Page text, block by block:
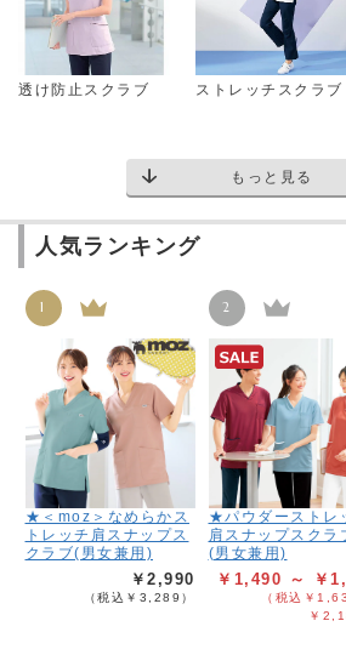
透け防止スクラブ ストレッチスクラブ
もっと見る
人気ランキング
1
★＜moz＞なめらかス
トレッチ肩スナップス
クラブ(男女兼用)
￥2,990
（税込￥3,289）
2
★パウダーストレ
肩スナップスクラ
(男女兼用)
￥1,490 ～ ￥
（税込￥
￥